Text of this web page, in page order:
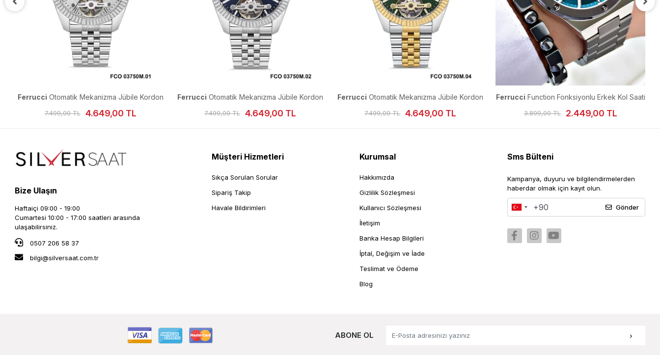
Ferrucci Otomatik Mekanizma Jübile Kordon
Erkek Kol Saati
7.499,00 TL 4.649,00 TL
Ferrucci Otomatik Mekanizma Jübile Kordon
Erkek Kol Saati
7.499,00 TL 4.649,00 TL
Ferrucci Otomatik Mekanizma Jübile Kordon
Erkek Kol Saati
7.499,00 TL 4.649,00 TL
Ferrucci Function Fonksiyonlu Erkek Kol Saati
3.899,00 TL 2.449,00 TL
Bize Ulaşın
Haftaiçi 09:00 - 19:00
Cumartesi 10:00 - 17:00 saatleri arasında
ulaşabilirsiniz.
0507 206 58 37
bilgi@silversaat.com.tr
Müşteri Hizmetleri
Sıkça Sorulan Sorular
Sipariş Takip
Havale Bildirimleri
Kurumsal
Hakkımızda
Gizlilik Sözleşmesi
Kullanıcı Sözleşmesi
İletişim
Banka Hesap Bilgileri
İptal, Değişim ve İade
Teslimat ve Ödeme
Blog
Sms Bülteni
Kampanya, duyuru ve bilgilendirmelerden
haberdar olmak için kayıt olun.
Gönder
ABONE OL